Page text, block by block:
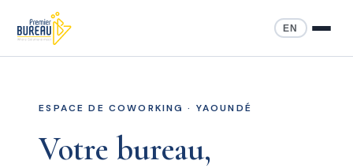
EN
ESPACE DE COWORKING · YAOUNDÉ
Votre bureau,